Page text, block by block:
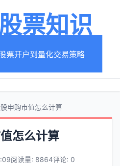
票知识
票开户到量化交易策略
申购市值怎么计算
怎么计算
阅读量: 8864评论: 0